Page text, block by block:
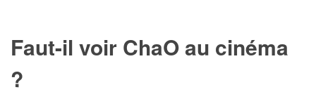
Faut-il voir ChaO au cinéma
?